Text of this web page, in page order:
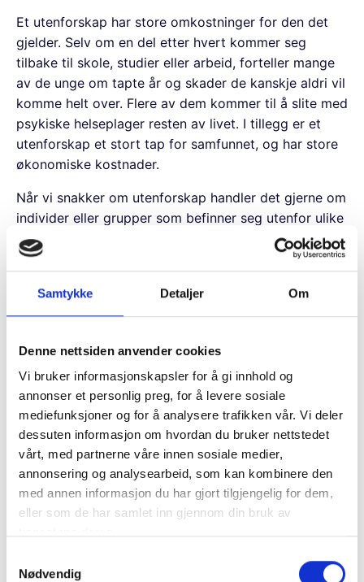
Samtykke Detaljer Om
Denne nettsiden anvender cookies
Vi bruker informasjonskapsler for å gi innhold og
annonser et personlig preg, for å levere sosiale
mediefunksjoner og for å analysere trafikken vår. Vi deler
dessuten informasjon om hvordan du bruker nettstedet
vårt, med partnerne våre innen sosiale medier,
annonsering og analysearbeid, som kan kombinere den
med annen informasjon du har gjort tilgjengelig for dem,
eller som de har samlet inn gjennom din bruk av
Nødvendig
Et utenforskap har store omkostninger for den det
gjelder. Selv om en del etter hvert kommer seg
tilbake til skole, studier eller arbeid, forteller mange
av de unge om tapte år og skader de kanskje aldri vil
komme helt over. Flere av dem kommer til å slite med
psykiske helseplager resten av livet. I tillegg er et
utenforskap et stort tap for samfunnet, og har store
økonomiske kostnader.
Når vi snakker om utenforskap handler det gjerne om
individer eller grupper som befinner seg utenfor ulike
arenaer eller fellesskap i samfunnet vårt. 10,7 prosent
av unge under 30 år utenfor arbeid, utdanning og
rapporten viser er mørketallene store. Internasjonalt
omtales gruppen gjerne som NEETs (Not in
I følge OCED-rapportenInvesting in Youth: Norway
ser det ut til å være vanskeligere for norske
ungdommer å komme inn igjen, enn for ungdommer i
andre land (OECD, 2018). Norske NEET-ere sliter mer
enn unge i samme situasjon i andre land i den
økonomiske samarbeidsorganisasjonen. For mange
blir utenforskapet permanent. Rapporten peker også
på at innvandrerungdom, har dobbelt så stor risiko
for å havne i kategorien NEET enn norskfødte